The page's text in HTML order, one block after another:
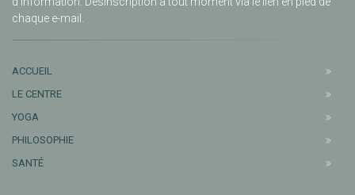
chaque e-mail.
ACCUEIL
LE CENTRE
YOGA
PHILOSOPHIE
SANTÉ